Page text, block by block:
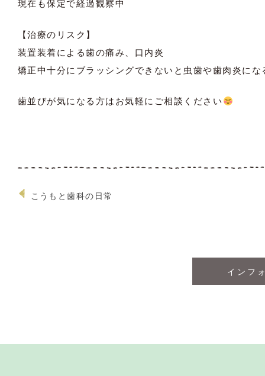
現在も保定で経過観察中
【治療のリスク】
装置装着による歯の痛み、口内炎
矯正中十分にブラッシングできないと虫歯や歯肉炎に
歯並びが気になる方はお気軽にご相談ください
こうもと歯科の日常
インフ